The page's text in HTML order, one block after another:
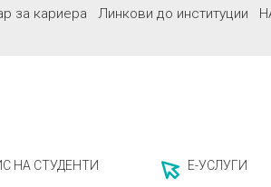
за кариера Линкови до институции
НА СТУДЕНТИ Е-УСЛУГИ